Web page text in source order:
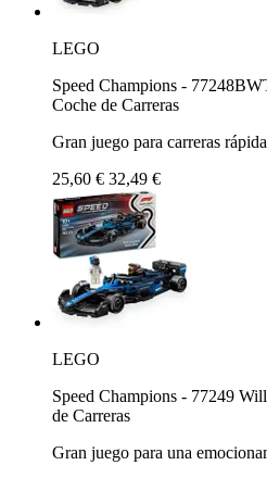
LEGO
Speed Champions -
Coche de Carreras
Gran juego para carreras
25,60 € 32,49 €
LEGO
Speed Champions - 77249
de Carreras
Gran juego para una